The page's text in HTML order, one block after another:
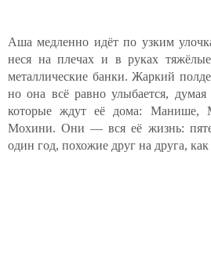
Аша медленно идёт по узким
неся на плечах и в руках
металлические банки. Жаркий
но она всё равно улыбается,
которые ждут её дома:
Мохини. Они — вся её жизнь:
один год, похожие друг на друга,